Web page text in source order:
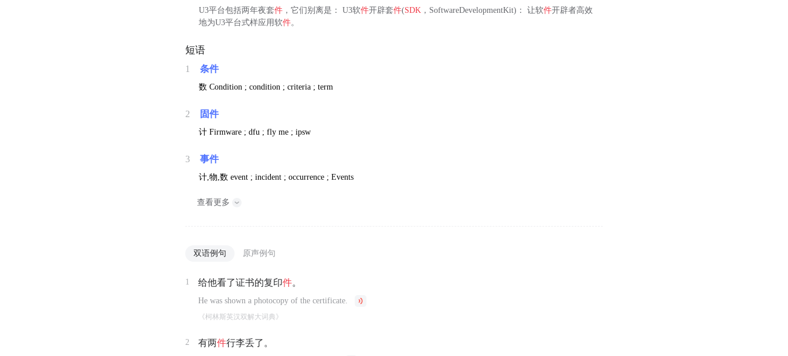
U3平台包括两年夜套件 ，它们别离是： U3软件开辟套件(SDK ，SoftwareDevelopmentKit)： 让软件开辟者高效
地为U3平台式样应用软件。
短语
1 条件
数Condition ; condition ; criteria ; term
2 固件
计Firmware ; dfu ; fly me ; ipsw
3 事件
计,物,数event ; incident ; occurrence ; Events
查看更多
双语例句 原声例句
1 给他看了证书的复印件。
He was shown a photocopy of the certificate.
《柯林斯英汉双解大词典》
2 有两件行李丢了。